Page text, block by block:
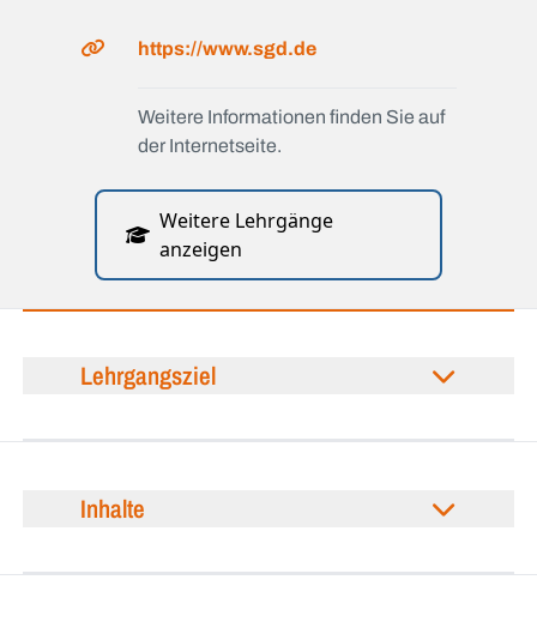
https://www.sgd.de
Weitere Informationen finden Sie auf
der Internetseite.
Weitere Lehrgänge
anzeigen
Lehrgangsziel
Inhalte